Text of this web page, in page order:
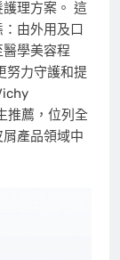
理方案。 這
由外用及口
學美容程
努力守護和提
推薦，位列全
產品領域中